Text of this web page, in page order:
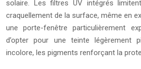
solaire. Les filtres UV intégrés
craquellement de la surface, même en
une porte-fenêtre particulièrement
d’opter pour une teinte légèrement
incolore, les pigments renforçant la